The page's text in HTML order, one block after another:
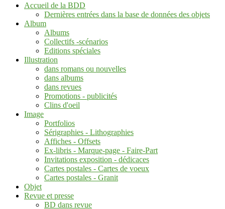
Accueil de la BDD
Dernières entrées dans la base de données des objets
Album
Albums
Collectifs -scénarios
Editions spéciales
Illustration
dans romans ou nouvelles
dans albums
dans revues
Promotions - publicités
Clins d'oeil
Image
Portfolios
Sérigraphies - Lithographies
Affiches - Offsets
Ex-libris - Marque-page - Faire-Part
Invitations exposition - dédicaces
Cartes postales - Cartes de voeux
Cartes postales - Granit
Objet
Revue et presse
BD dans revue